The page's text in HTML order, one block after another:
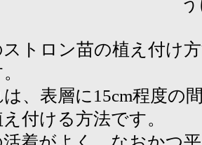
トロン苗の植え付け
は、表層に15cm程度の
付ける方法です。